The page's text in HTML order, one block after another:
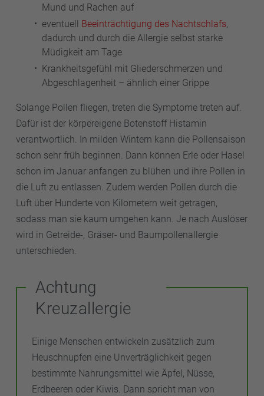
Mund und Rachen auf
eventuell
Beeinträchtigung des Nachtschlafs,
dadurch und durch die Allergie selbst starke
Müdigkeit am Tage
Krankheitsgefühl mit Gliederschmerzen und
Abgeschlagenheit – ähnlich einer Grippe
Solange Pollen fliegen, treten die Symptome treten auf.
Dafür ist der körpereigene Botenstoff Histamin
verantwortlich. In milden Wintern kann die Pollensaison
schon sehr früh beginnen. Dann können Erle oder Hasel
schon im Januar anfangen zu blühen und ihre Pollen in
die Luft zu entlassen. Zudem werden Pollen durch die
Luft über Hunderte von Kilometern weit getragen,
sodass man sie kaum umgehen kann. Je nach Auslöser
wird in Getreide-, Gräser- und Baumpollenallergie
unterschieden.
Achtung
Kreuzallergie
Einige Menschen entwickeln zusätzlich zum
Heuschnupfen eine Unverträglichkeit gegen
bestimmte Nahrungsmittel wie Äpfel, Nüsse,
Erdbeeren oder Kiwis. Dann spricht man von